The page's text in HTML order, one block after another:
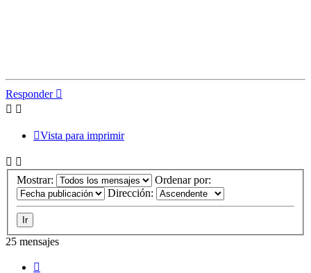
Responder
Vista para imprimir
Mostrar:
Ordenar por:
Dirección:
25 mensajes